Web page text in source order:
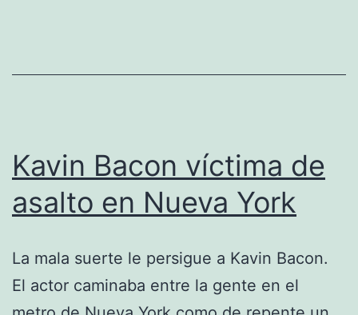
Bebé»
Kavin Bacon víctima de
asalto en Nueva York
La mala suerte le persigue a Kavin Bacon.
El actor caminaba entre la gente en el